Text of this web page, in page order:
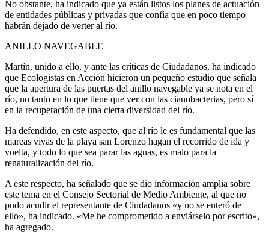
No obstante, ha indicado que ya están listos los planes de actuación
de entidades públicas y privadas que confía que en poco tiempo
habrán dejado de verter al río.
ANILLO NAVEGABLE
Martín, unido a ello, y ante las críticas de Ciudadanos, ha indicado
que Ecologistas en Acción hicieron un pequeño estudio que señala
que la apertura de las puertas del anillo navegable ya se nota en el
río, no tanto en lo que tiene que ver con las cianobacterias, pero sí
en la recuperación de una cierta diversidad del río.
Ha defendido, en este aspecto, que al río le es fundamental que las
mareas vivas de la playa san Lorenzo hagan el recorrido de ida y
vuelta, y todo lo que sea parar las aguas, es malo para la
renaturalización del río.
A este respecto, ha señalado que se dio información amplia sobre
este tema en el Consejo Sectorial de Medio Ambiente, al que no
pudo acudir el representante de Ciudadanos «y no se enteró de
ello», ha indicado. «Me he comprometido a enviárselo por escrito»,
ha agregado.